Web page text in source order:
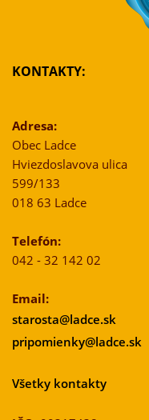
KONTAKTY:
Adresa:
Obec Ladce
Hviezdoslavova ulica
599/133
018 63 Ladce
Telefón:
042 - 32 142 02
Email:
starosta@ladce.sk
pripomienky@ladce.sk
Všetky kontakty